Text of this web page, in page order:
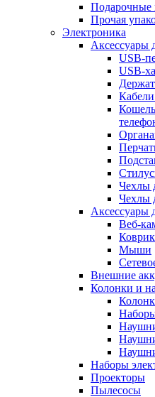
Подарочные
Прочая
Электроника
Аксессуары
USB-
USB-
Чехлы
Чехлы
Аксессуары
Веб-
Мыши
Внешние
Колонки и
Наборы
Проекторы
Пылесосы